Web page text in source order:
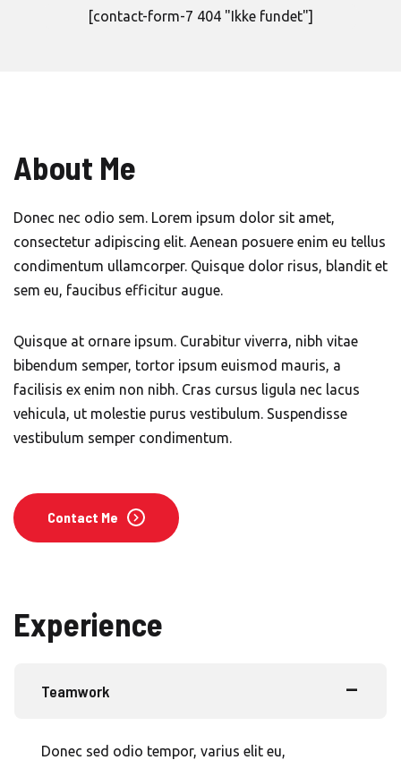
[contact-form-7 404 "Ikke fundet"]
About Me
Donec nec odio sem. Lorem ipsum dolor sit amet,
consectetur adipiscing elit. Aenean posuere enim eu tellus
condimentum ullamcorper. Quisque dolor risus, blandit et
sem eu, faucibus efficitur augue.
Quisque at ornare ipsum. Curabitur viverra, nibh vitae
bibendum semper, tortor ipsum euismod mauris, a
facilisis ex enim non nibh. Cras cursus ligula nec lacus
vehicula, ut molestie purus vestibulum. Suspendisse
vestibulum semper condimentum.
Contact Me
Experience
Teamwork
Donec sed odio tempor, varius elit eu,